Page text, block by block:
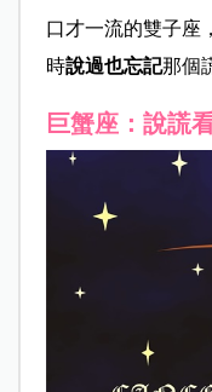
口才一流的雙子座
時說過也忘記那個
巨蟹座：說謊